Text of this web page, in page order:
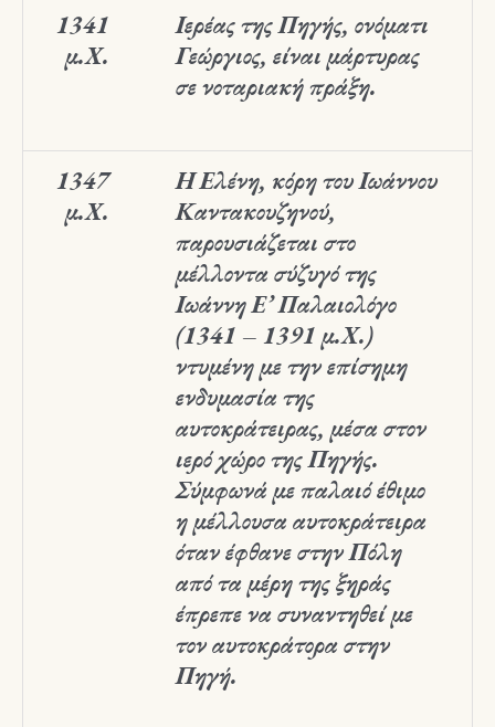
1341
μ.Χ.
Ιερέας της Πηγής, ονόματι
Γεώργιος, είναι μάρτυρας
σε νοταριακή πράξη.
1347
μ.Χ.
Η Ελένη, κόρη του Ιωάννου
Καντακουζηνού,
παρουσιάζεται στο
μέλλοντα σύζυγό της
Ιωάννη Ε’ Παλαιολόγο
(1341 – 1391 μ.Χ.)
ντυμένη με την επίσημη
ενδυμασία της
αυτοκράτειρας, μέσα στον
ιερό χώρο της Πηγής.
Σύμφωνά με παλαιό έθιμο
η μέλλουσα αυτοκράτειρα
όταν έφθανε στην Πόλη
από τα μέρη της ξηράς
έπρεπε να συναντηθεί με
τον αυτοκράτορα στην
Πηγή.